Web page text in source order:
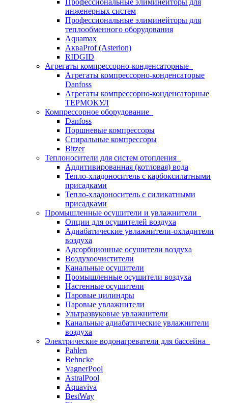
Профессиональные элиминейторы для
инженерных систем
Профессиональные элиминейторы для
теплообменного оборудования
Aquamax
АкваProf (Asterion)
RIDGID
Агрегаты компрессорно-конденсаторные
Агрегаты компрессорно-конденсаторые
Danfoss
Агрегаты компрессорно-конденсаторные
ТЕРМОКУЛ
Компрессорное оборудование
Danfoss
Поршневые компрессоры
Спиральные компрессоры
Bitzer
Теплоносители для систем отопления
Аддитивированная (котловая) вода
Тепло-хладоноситель с карбоксилатными
присадками
Тепло-хладоноситель с силикатными
присадками
Промышленные осушители и увлажнители
Опции для осушителей воздуха
Адиабатические увлажнители-охладители
воздуха
Адсорбционные осушители воздуха
Воздухоочистители
Канальные осушители
Промышленные осушители воздуха
Настенные осушители
Паровые цилиндры
Паровые увлажнители
Ультразвуковые увлажнители
Канальные адиабатические увлажнители
воздуха
Электрические водонагреватели для бассейна
Pahlen
Behncke
VagnerPool
AstralPool
Aquaviva
BestWay